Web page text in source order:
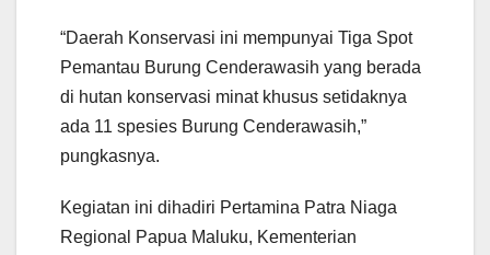
“Daerah Konservasi ini mempunyai Tiga Spot
Pemantau Burung Cenderawasih yang berada
di hutan konservasi minat khusus setidaknya
ada 11 spesies Burung Cenderawasih,”
pungkasnya.
Kegiatan ini dihadiri Pertamina Patra Niaga
Regional Papua Maluku, Kementerian